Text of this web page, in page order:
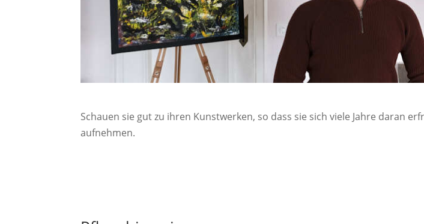
Schauen sie gut zu ihren Kunstwerken, so dass sie sich viele Jahre daran
aufnehmen.